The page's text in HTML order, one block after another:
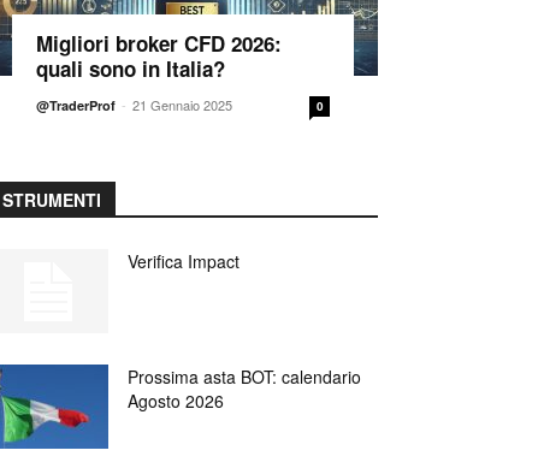
Migliori broker CFD 2026:
quali sono in Italia?
@TraderProf - 21 Gennaio 2025 0
STRUMENTI
Verifica Impact
Prossima asta BOT: calendario
Agosto 2026